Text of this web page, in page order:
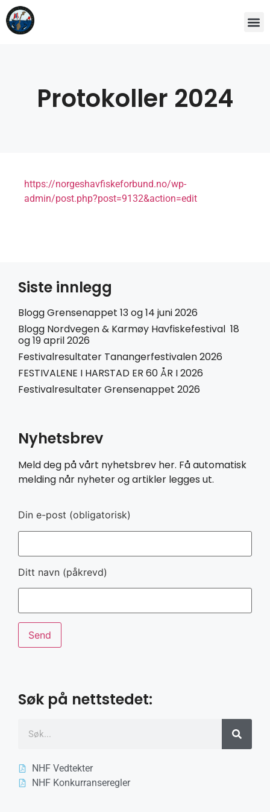
Protokoller 2024
https://norgeshavfiskeforbund.no/wp-
admin/post.php?post=9132&action=edit
Siste innlegg
Blogg Grensenappet 13 og 14 juni 2026
Blogg Nordvegen & Karmøy Havfiskefestival 18
og 19 april 2026
Festivalresultater Tanangerfestivalen 2026
FESTIVALENE I HARSTAD ER 60 ÅR I 2026
Festivalresultater Grensenappet 2026
Nyhetsbrev
Meld deg på vårt nyhetsbrev her. Få automatisk
melding når nyheter og artikler legges ut.
Din e-post (obligatorisk)
Ditt navn (påkrevd)
Søk på nettstedet:
NHF Vedtekter
NHF Konkurranseregler